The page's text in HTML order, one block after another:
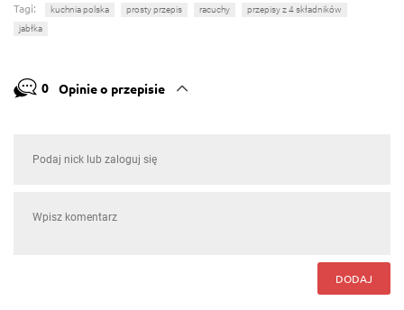
Tagi: kuchnia polska prosty przepis racuchy
przepisy z 4 składników
jabłka
0 Opinie o przepisie
DODAJ